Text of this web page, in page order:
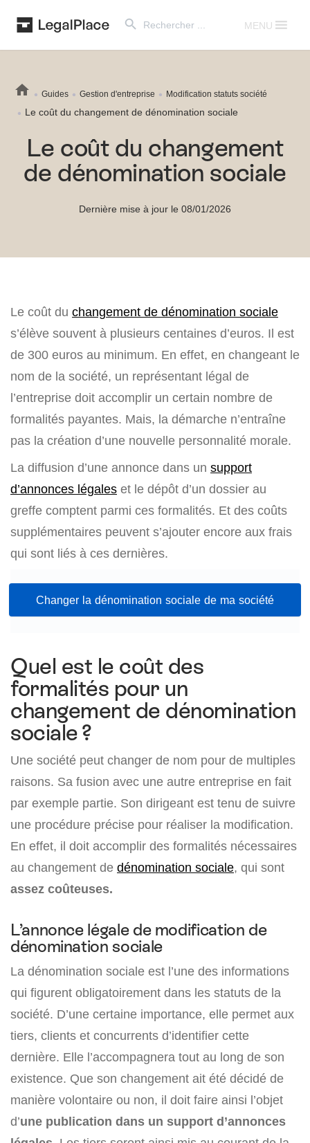
for:
MENU
Guides Gestion d'entreprise Modification statuts société
Le coût du changement de dénomination sociale
Le coût du changement
de dénomination sociale
Dernière mise à jour le 08/01/2026
Le coût du changement de dénomination sociale
s’élève souvent à plusieurs centaines d’euros. Il est
de 300 euros au minimum. En effet, en changeant le
nom de la société, un représentant légal de
l’entreprise doit accomplir un certain nombre de
formalités payantes. Mais, la démarche n’entraîne
pas la création d’une nouvelle personnalité morale.
La diffusion d’une annonce dans un support
d’annonces légales et le dépôt d’un dossier au
greffe comptent parmi ces formalités. Et des coûts
supplémentaires peuvent s’ajouter encore aux frais
qui sont liés à ces dernières.
Changer la dénomination sociale de ma société
Quel est le coût des
formalités pour un
changement de dénomination
sociale ?
Une société peut changer de nom pour de multiples
raisons. Sa fusion avec une autre entreprise en fait
par exemple partie. Son dirigeant est tenu de suivre
une procédure précise pour réaliser la modification.
En effet, il doit accomplir des formalités nécessaires
au changement de dénomination sociale, qui sont
assez coûteuses.
L’annonce légale de modification de
dénomination sociale
La dénomination sociale est l’une des informations
qui figurent obligatoirement dans les statuts de la
société. D’une certaine importance, elle permet aux
tiers, clients et concurrents d’identifier cette
dernière. Elle l’accompagnera tout au long de son
existence. Que son changement ait été décidé de
manière volontaire ou non, il doit faire ainsi l’objet
d’une publication dans un support d’annonces